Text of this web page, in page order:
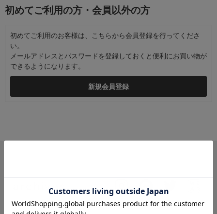
初めてご利用の方・会員以外の方
初めてご利用のお客様は、こちらから会員登録を行ってくださ
い。
メールアドレスとパスワードを登録しておくと便利にお買い物が
できるようになります。